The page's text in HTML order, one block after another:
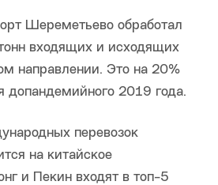
Шереметьево обработал
входящих и исходящих
направлении. Это на 20%
допандемийного 2019 года.
перевозок
на китайское
и Пекин входят в топ-5